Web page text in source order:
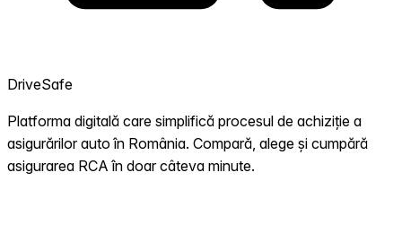
DriveSafe
Platforma digitală care simplifică procesul de achiziție a
asigurărilor auto în România. Compară, alege și cumpără
asigurarea RCA în doar câteva minute.